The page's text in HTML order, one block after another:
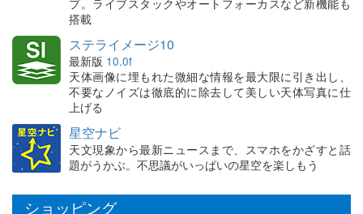
プ。ライブスタックやオートフォーカスなど新機能も
搭載
ステライメージ10
最新版 10.0f
天体画像に埋もれた微細な情報を最大限に引き出し、
不要なノイズは徹底的に除去して美しい天体写真に仕
上げる
星空ナビ
天文現象から最新ニュースまで、スマホをかざすと話
題がうかぶ。不思議がいっぱいの星空を楽しもう
ショッピング